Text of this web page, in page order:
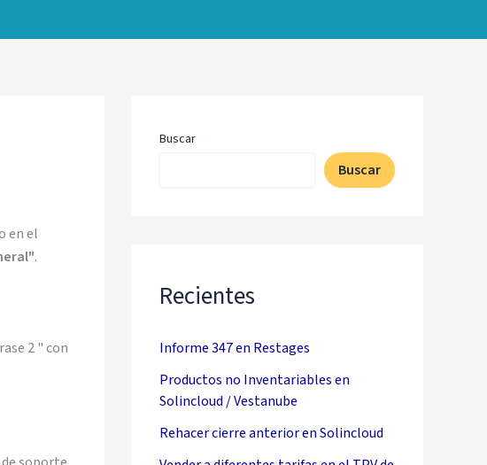
en el
.
2 " con
Buscar
Buscar
Recientes
Informe 347 en Restages
Productos no Inventariables en
Solincloud / Vestanube
Rehacer cierre anterior en Solincloud